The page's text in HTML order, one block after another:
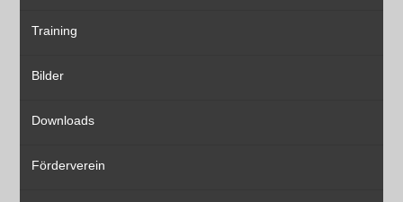
Training
Bilder
Downloads
Förderverein